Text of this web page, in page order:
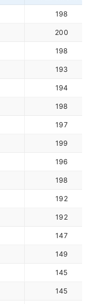
198
200
198
193
194
198
197
199
196
198
192
192
147
149
145
145